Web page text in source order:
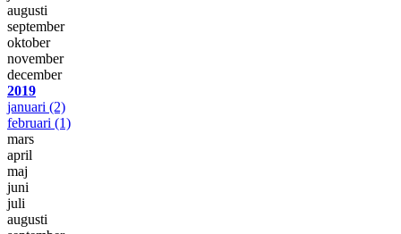
augusti
september
oktober
november
december
2019
januari (2)
februari (1)
mars
april
maj
juni
juli
augusti